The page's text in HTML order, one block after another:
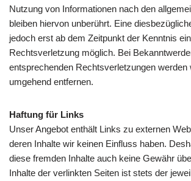
Nutzung von Informationen nach den
bleiben hiervon unberührt. Eine
jedoch erst ab dem Zeitpunkt der Kenntnis
Rechtsverletzung möglich. Bei
entsprechenden Rechtsverletzungen werden
umgehend entfernen.
Haftung für Links
Unser Angebot enthält Links zu externen
deren Inhalte wir keinen Einfluss haben.
diese fremden Inhalte auch keine Gewähr
Inhalte der verlinkten Seiten ist stets der